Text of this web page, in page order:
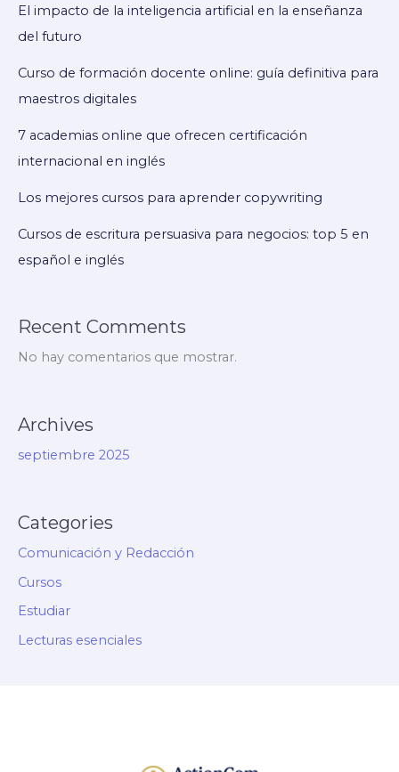
El impacto de la inteligencia artificial en la enseñanza
del futuro
Curso de formación docente online: guía definitiva para
maestros digitales
7 academias online que ofrecen certificación
internacional en inglés
Los mejores cursos para aprender copywriting
Cursos de escritura persuasiva para negocios: top 5 en
español e inglés
Recent Comments
No hay comentarios que mostrar.
Archives
septiembre 2025
Categories
Comunicación y Redacción
Cursos
Estudiar
Lecturas esenciales